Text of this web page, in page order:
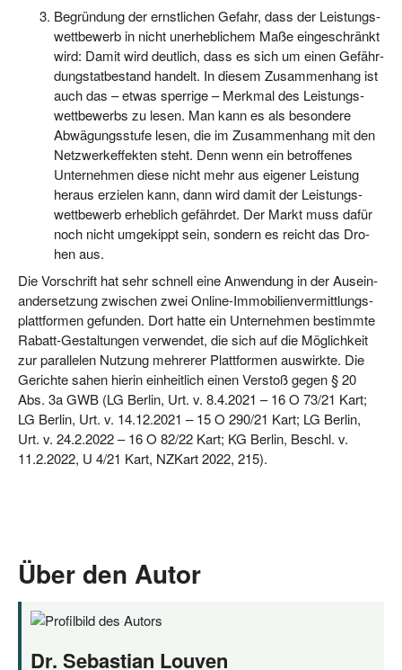
Begrün­dung der ernst­li­chen Gefahr, dass der Leis­tungs­
wett­be­werb in nicht uner­heb­li­chem Maße ein­ge­schränkt
wird: Damit wird deut­lich, dass es sich um einen Gefähr­
dungs­tat­be­stand han­delt. In die­sem Zusam­men­hang ist
auch das – etwas sper­ri­ge – Merk­mal des Leis­tungs­
wett­be­werbs zu lesen. Man kann es als beson­de­re
Abwä­gungs­stu­fe lesen, die im Zusam­men­hang mit den
Netz­werk­ef­fek­ten steht. Denn wenn ein betrof­fe­nes
Unter­neh­men die­se nicht mehr aus eige­ner Leis­tung
her­aus erzie­len kann, dann wird damit der Leis­tungs­
wett­be­werb erheb­lich gefähr­det. Der Markt muss dafür
noch nicht umge­kippt sein, son­dern es reicht das Dro­
hen aus.
Die Vor­schrift hat sehr schnell eine Anwen­dung in der Aus­ein­
an­der­set­zung zwi­schen zwei Online-Immo­bi­li­en­ver­mitt­lungs­
platt­for­men gefun­den. Dort hat­te ein Unter­neh­men bestimm­te
Rabatt-Gestal­tun­gen ver­wen­det, die sich auf die Mög­lich­keit
zur par­al­le­len Nut­zung meh­re­rer Platt­for­men aus­wirk­te. Die
Gerich­te sahen hier­in ein­heit­lich einen Ver­stoß gegen § 20
Abs. 3a GWB (LG Ber­lin, Urt. v. 8.4.2021 – 16 O 73/21 Kart;
LG Ber­lin, Urt. v. 14.12.2021 – 15 O 290/21 Kart; LG Ber­lin,
Urt. v. 24.2.2022 – 16 O 82/22 Kart; KG Ber­lin, Beschl. v.
11.2.2022, U 4/21 Kart, NZKart 2022, 215).
Über den Autor
Dr. Sebastian Louven